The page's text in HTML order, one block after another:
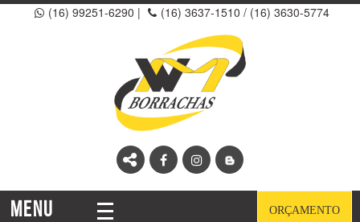
(16) 99251-6290 | (16) 3637-1510 / (16) 3630-5774
MENU ORÇAMENTO